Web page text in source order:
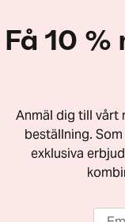
Få 10
Anmäl dig till vårt
beställning.
exklusiva